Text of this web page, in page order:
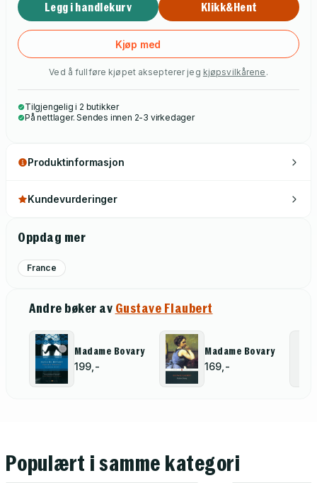
Legg i handlekurv Klikk&Hent
Kjøp med
Ved å fullføre kjøpet aksepterer jeg kjøpsvilkårene .
Tilgjengelig i 2 butikker
På nettlager. Sendes innen 2-3 virkedager
Produktinformasjon
Kundevurderinger
Oppdag mer
France
Andre bøker av Gustave Flaubert
Madame Bovary
199,-
Madame Bovary
169,-
Populært i samme kategori